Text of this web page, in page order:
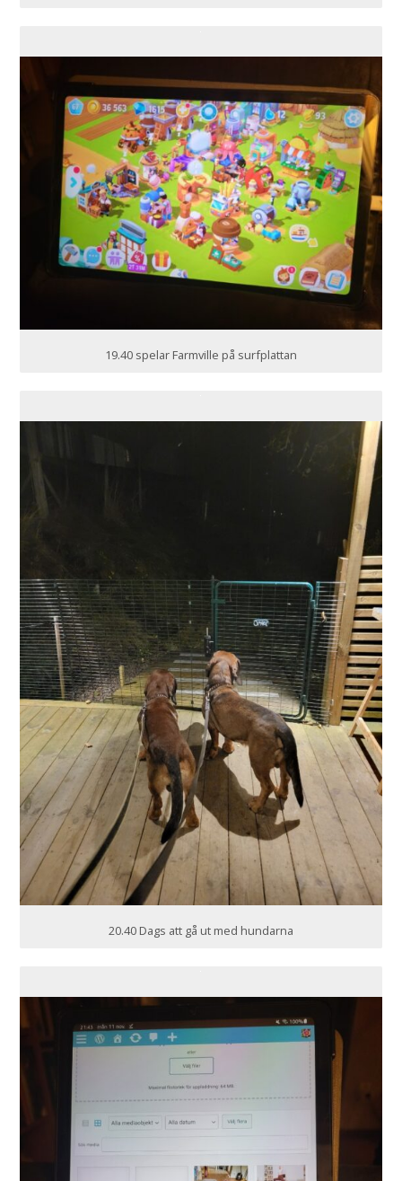
19.40 spelar Farmville på surfplattan
20.40 Dags att gå ut med hundarna